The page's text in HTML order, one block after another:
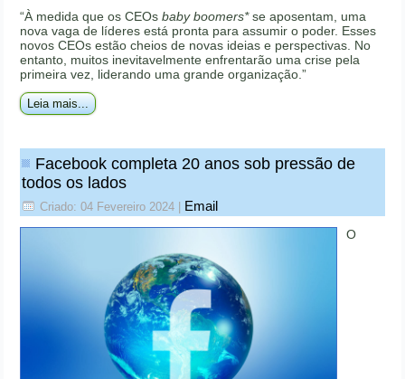
“À medida que os CEOsbaby boomers*se aposentam, uma
nova vaga de líderes está pronta para assumir o poder. Esses
novos CEOs estão cheios de novas ideias e perspectivas. No
entanto, muitos inevitavelmente enfrentarão uma crise pela
primeira vez, liderando uma grande organização.”
Leia mais...
Facebook completa 20 anos sob pressão de
todos os lados
Criado: 04 Fevereiro 2024 Email
O